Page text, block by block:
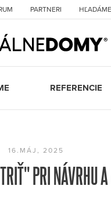
PARTNERI HĽADÁME
REFERENCIE
16.MÁJ, 2025
PRI NÁVRHU